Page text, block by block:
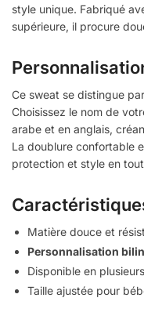
style unique. Fabriqué
supérieure, il procure
Ce sweat se distingue
Choisissez le nom de
arabe et en anglais,
La doublure confortable
protection et style en
Matière douce et
Personnalisation
Disponible en
Taille ajustée pour